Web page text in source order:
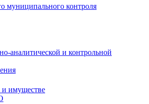
муниципального контроля
аналитической и контрольной
и имуществе